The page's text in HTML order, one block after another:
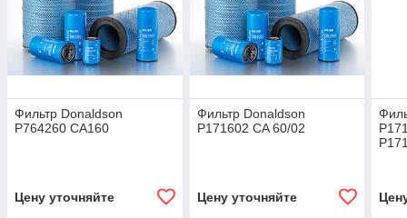
Фильтр Donaldson
P764260 CA160
Цену уточняйте
Фильтр Donaldson
P171602 CA 60/02
Цену уточняйте